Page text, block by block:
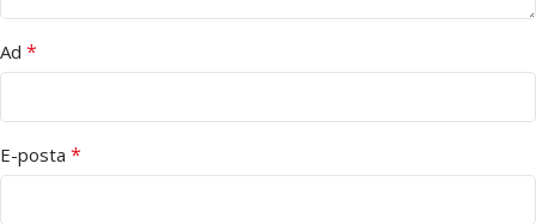
Ad *
E-posta *